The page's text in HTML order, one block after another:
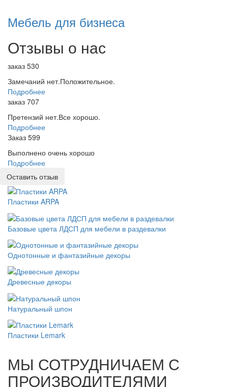
Мебель для бизнеса
Отзывы о нас
заказ 530
Замечаний нет.Положительное.
Подробнее
заказ 707
Претензий нет.Все хорошо.
Подробнее
Заказ 599
Выполнено очень хорошо
Подробнее
Оставить отзыв
Пластики ARPA
Базовые цвета ЛДСП для мебели в раздевалки
Однотонные и фантазийные декоры
Древесные декоры
Натуральный шпон
Пластики Lemark
МЫ СОТРУДНИЧАЕМ С
ПРОИЗВОДИТЕЛЯМИ